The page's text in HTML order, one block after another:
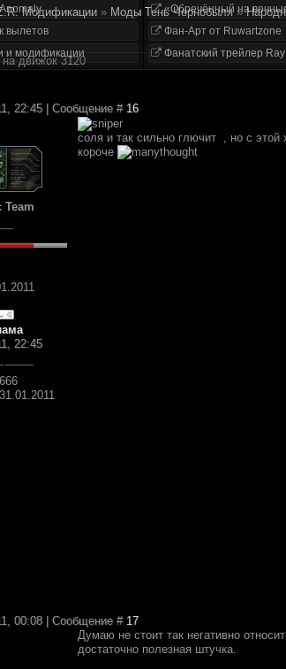
вылетов
и модификации
«Обречённый на
Фан-Арт от Ruwartzone
Фанатский трейлер
Модификации » Моды Тень Чернобыля »
движок 3120
22:45 | Сообщение # 16
Team
соля и так сильно глючит , но с этой
короче
22:45
666
31.01.2011
00:08 | Сообщение # 17
Думаю не стоит так негативно
достаточно полезная штучка.